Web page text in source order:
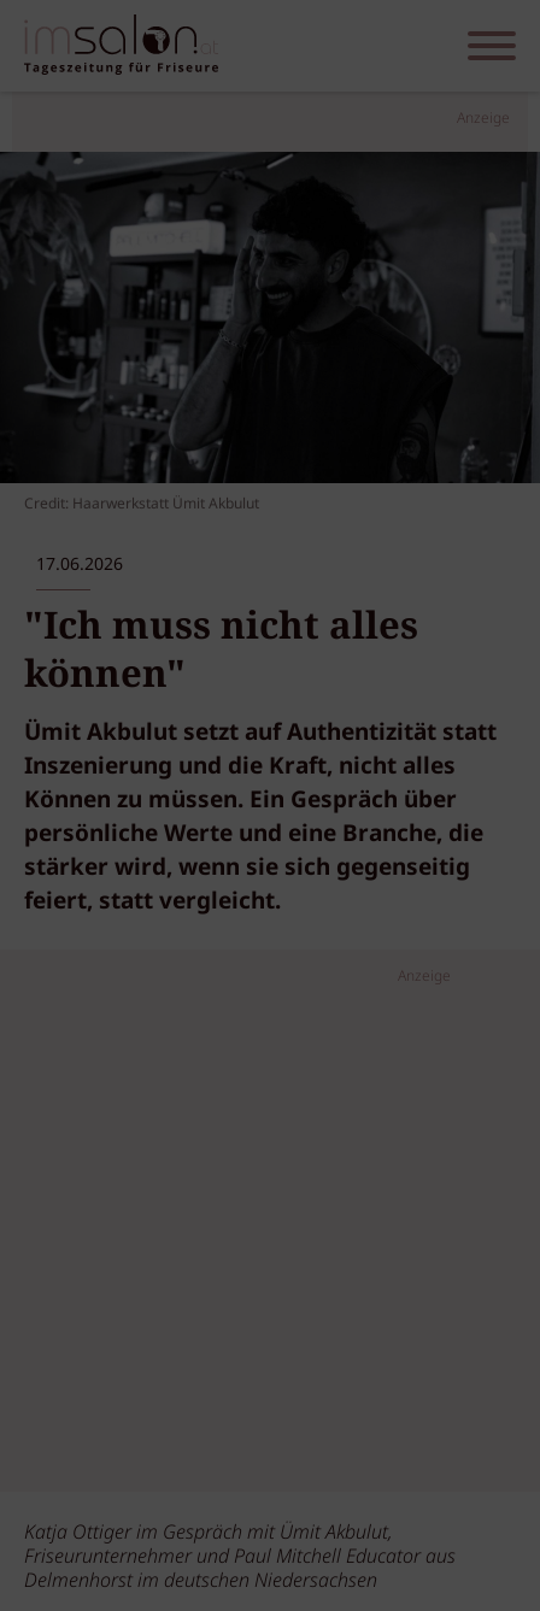
Anzeige
Credit: Haarwerkstatt Ümit Akbulut
17.06.2026
"Ich muss nicht alles
können"
Ümit Akbulut setzt auf Authentizität statt
Inszenierung und die Kraft, nicht alles
Können zu müssen. Ein Gespräch über
persönliche Werte und eine Branche, die
stärker wird, wenn sie sich gegenseitig
feiert, statt vergleicht.
Anzeige
Katja Ottiger im Gespräch mit Ümit Akbulut,
Friseurunternehmer und Paul Mitchell Educator aus
Delmenhorst im deutschen Niedersachsen